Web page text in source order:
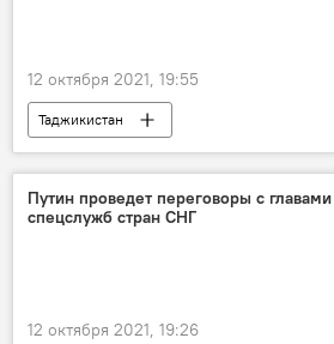
12 октября 2021, 19:55
Таджикистан
Путин проведет переговоры с главами
спецслужб стран СНГ
12 октября 2021, 19:26